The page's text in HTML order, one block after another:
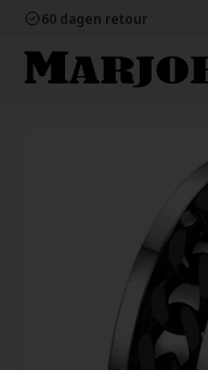
60 dagen retour
Ecommerce Europe
100% nikkelvrij sieraden
60 dagen retour